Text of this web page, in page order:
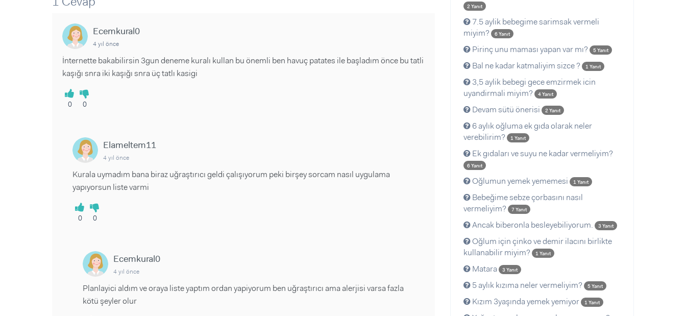
Sorular ve Yanıtlar
Makaleler
Ecemkural0
4 yıl önce
İnternette bakabilirsin 3gun deneme kuralı kullan bu önemli ben havuç patates ile başladım önce bu tatli
kaşığı snra iki kaşığı snra üç tatlı kasigi
0 0
Elameltem11
4 yıl önce
Kurala uymadım bana biraz uğraştırıcı geldi çalışıyorum peki birşey sorcam nasıl uygulama
yapıyorsun liste varmi
0 0
Ecemkural0
4 yıl önce
Planlayici aldım ve oraya liste yaptım ordan yapiyorum ben uğraştırıcı ama alerjisi varsa fazla
kötü şeyler olur
2 Yanıt
7.5 aylik bebegime sarimsak vermeli
miyim?
6 Yanıt
Pirinç unu maması yapan var mı? 5 Yanıt
Bal ne kadar katmaliyim sizce ? 1 Yanıt
3,5 aylik bebegi gece emzirmek icin
uyandirmali miyim?
4 Yanıt
Devam sütü önerisi 2 Yanıt
6 aylık oğluma ek gıda olarak neler
verebilirim?
1 Yanıt
Ek gıdaları ve suyu ne kadar vermeliyim?
6 Yanıt
Oğlumun yemek yememesi 1 Yanıt
Bebeğime sebze çorbasını nasıl
vermeliyim?
7 Yanıt
Ancak biberonla besleyebiliyorum. 3 Yanıt
Oğlum için çinko ve demir ilacını birlikte
kullanabilir miyim?
1 Yanıt
Matara 3 Yanıt
5 aylık kızıma neler vermeliyim? 5 Yanıt
Kızım 3yaşında yemek yemiyor 1 Yanıt